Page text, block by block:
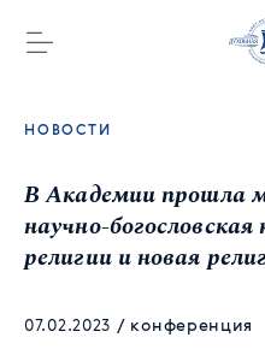
НОВОСТИ
В Академии прошла
научно-
религии и новая
07.02.2023 / конференция